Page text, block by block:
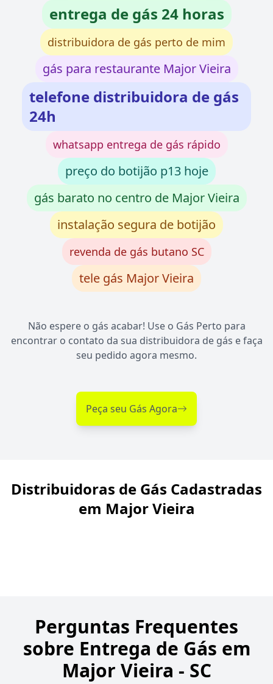
entrega de gás 24 horas
distribuidora de gás perto de mim
gás para restaurante Major Vieira
telefone distribuidora de gás
24h
whatsapp entrega de gás rápido
preço do botijão p13 hoje
gás barato no centro de Major Vieira
instalação segura de botijão
revenda de gás butano SC
tele gás Major Vieira
Não espere o gás acabar! Use o Gás Perto para
encontrar o contato da sua distribuidora de gás e faça
seu pedido agora mesmo.
Peça seu Gás Agora
Distribuidoras de Gás Cadastradas
em Major Vieira
Perguntas Frequentes
sobre Entrega de Gás em
Major Vieira - SC